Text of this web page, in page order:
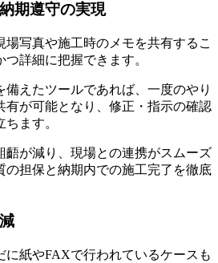
期遵守の実現
場写真や施工時のメモを共有するこ
詳細に把握できます。
備えたツールであれば、一度のやり
有が可能となり、修正・指示の確認
ます。
齬が減り、現場との連携がスムーズ
の担保と納期内での施工完了を徹底
に紙やFAXで行われているケースも